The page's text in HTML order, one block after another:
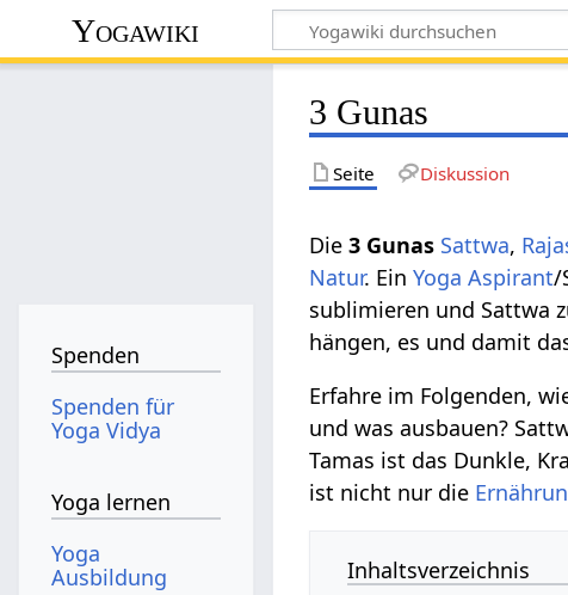
Yogawiki
3 Gunas
Seite Diskussion
Die3 Gunas Sattwa,
Natur. EinYoga Aspirant/
sublimieren und Sattwa
hängen, es und damit
Erfahre im Folgenden,
und was ausbauen?
Tamas ist das Dunkle,
ist nicht nur die
Inhaltsverzeichnis
Spenden
Spenden für
Yoga Vidya
Yoga lernen
Yoga
Ausbildung